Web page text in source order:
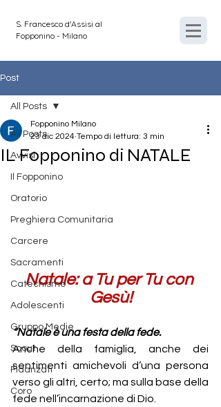
S. Francesco d'Assisi al
Fopponino - Milano
Post
All Posts
Avvisi
Il Fopponino
Oratorio
Preghiera Comunitaria
Carcere
Sacramenti
Catechismo
Adolescenti
Gruppo Medie
Scout
Fidanzati
Coro
All Posts
IL Fopponino di NATALE
Fopponino Milano
23 dic 2024 Tempo di lettura: 3 min
Natale: a Tu per Tu con
Gesù!
“Natale è una festa della fede.
Anche della famiglia, anche dei
sentimenti amichevoli d’una persona
verso gli altri, certo; ma sulla base della
fede nell’incarnazione di Dio.